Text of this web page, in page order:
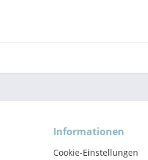
Informationen
Cookie-Einstellungen